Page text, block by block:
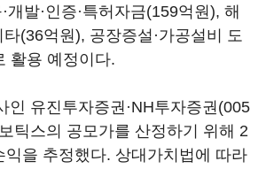
개발·인증·특허자금(159억원), 해
타(36억원), 공장증설·가공설비 도
활용 예정이다.
인 유진투자증권·NH투자증권(005
틱스의 공모가를 산정하기 위해 2
익을 추정했다. 상대가치법에 따라